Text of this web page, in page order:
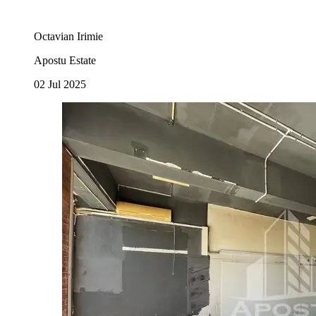
Octavian Irimie
Apostu Estate
02 Jul 2025